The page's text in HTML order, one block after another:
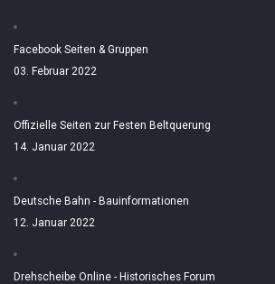
Facebook Seiten & Gruppen
03. Februar 2022
Offizielle Seiten zur Festen Beltquerung
14. Januar 2022
Deutsche Bahn - Bauinformationen
12. Januar 2022
Drehscheibe Online - Historisches Forum